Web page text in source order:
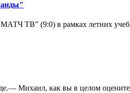
"МАТЧ ТВ" (9:0) в рамках летних
Михаил, как вы в целом